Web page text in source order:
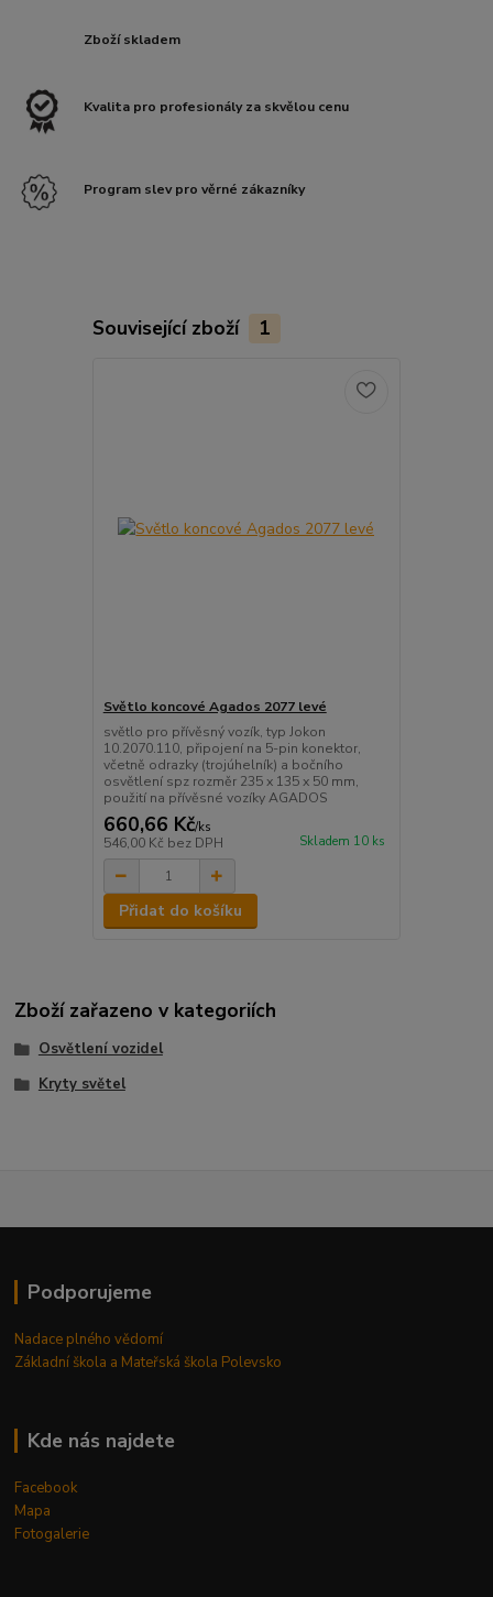
Zboží skladem
Kvalita pro profesionály za skvělou cenu
Program slev pro věrné zákazníky
Související zboží 1
Světlo koncové Agados 2077 levé
světlo pro přívěsný vozík, typ Jokon
10.2070.110, připojení na 5-pin konektor,
včetně odrazky (trojúhelník) a bočního
osvětlení spz rozměr 235 x 135 x 50 mm,
použití na přívěsné vozíky AGADOS
660,66 Kč/ks
546,00 Kč bez DPH Skladem 10 ks
Přidat do košíku
Zboží zařazeno v kategoriích
Osvětlení vozidel
Kryty světel
Podporujeme
Nadace plného vědomí
Základní škola a Mateřská škola Polevsko
Kde nás najdete
Facebook
Mapa
Fotogalerie